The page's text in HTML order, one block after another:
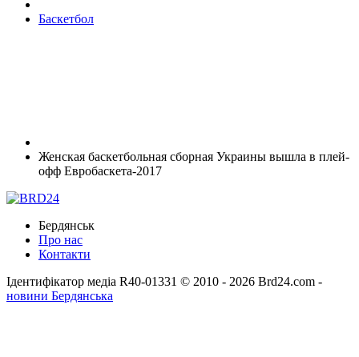
Баскетбол
Женская баскетбольная сборная Украины вышла в плей-
офф Евробаскета-2017
Бердянськ
Про нас
Контакти
Ідентифікатор медіа R40-01331 © 2010 - 2026 Brd24.com -
новини Бердянська